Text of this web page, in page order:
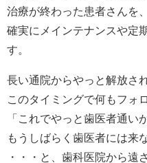
治療が終わった患者さんを、
確実にメインテナンスや定
す。
長い通院からやっと解放さ
このタイミングで何もフォ
「これでやっと歯医者通い
もうしばらく歯医者には来
・・・と、歯科医院から遠